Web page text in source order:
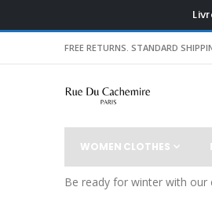
FREE RETURNS. STANDARD
WOMEN CLOTHES
Be ready for winter with our